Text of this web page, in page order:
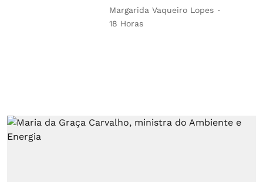
Margarida Vaqueiro Lopes
18 Horas